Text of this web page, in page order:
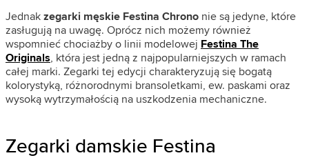
Jednakzegarki męskie Festina Chrono nie są jedyne, które
zasługują na uwagę. Oprócz nich możemy również
wspomnieć chociażby o linii modelowej Festina The
Originals, która jest jedną z najpopularniejszych w ramach
całej marki. Zegarki tej edycji charakteryzują się bogatą
kolorystyką, różnorodnymi bransoletkami, ew. paskami oraz
wysoką wytrzymałością na uszkodzenia mechaniczne.
Zegarki damskie Festina